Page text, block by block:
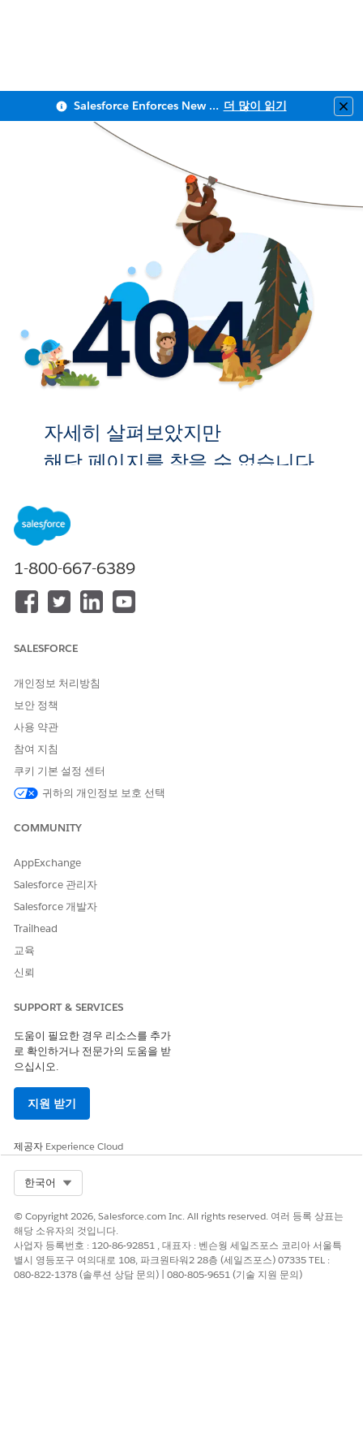
Salesforce Enforces New Security Requirements in Summer 2026 더 많이 읽기
자세히 살펴보았지만
해당 페이지를 찾을 수 없습니다.
1-800-667-6389
SALESFORCE
개인정보 처리방침
보안 정책
사용 약관
참여 지침
쿠키 기본 설정 센터
귀하의 개인정보 보호 선택
COMMUNITY
AppExchange
Salesforce 관리자
Salesforce 개발자
Trailhead
교육
신뢰
SUPPORT & SERVICES
도움이 필요한 경우 리소스를 추가
로 확인하거나 전문가의 도움을 받
으십시오.
지원 받기
제공자 Experience Cloud
한국어
© Copyright 2026, Salesforce.com Inc. All rights reserved. 여러 등록 상표는
해당 소유자의 것입니다.
사업자 등록번호 : 120-86-92851 , 대표자 : 벤슨웡 세일즈포스 코리아 서울특
별시 영등포구 여의대로 108, 파크원타워2 28층 (세일즈포스) 07335 TEL :
080-822-1378 (솔루션 상담 문의) | 080-805-9651 (기술 지원 문의)